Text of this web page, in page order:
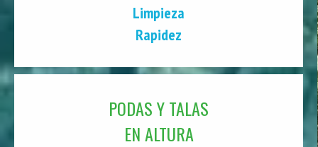
Limpieza
Rapidez
PODAS Y TALAS
EN ALTURA